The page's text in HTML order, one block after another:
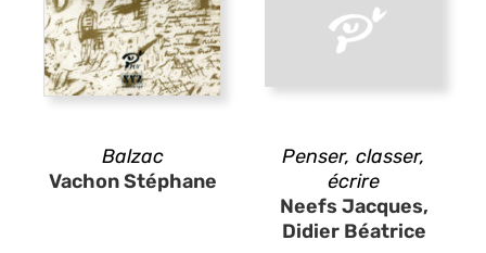
Balzac
Vachon Stéphane
Penser, classer,
écrire
Neefs Jacques,
Didier Béatrice